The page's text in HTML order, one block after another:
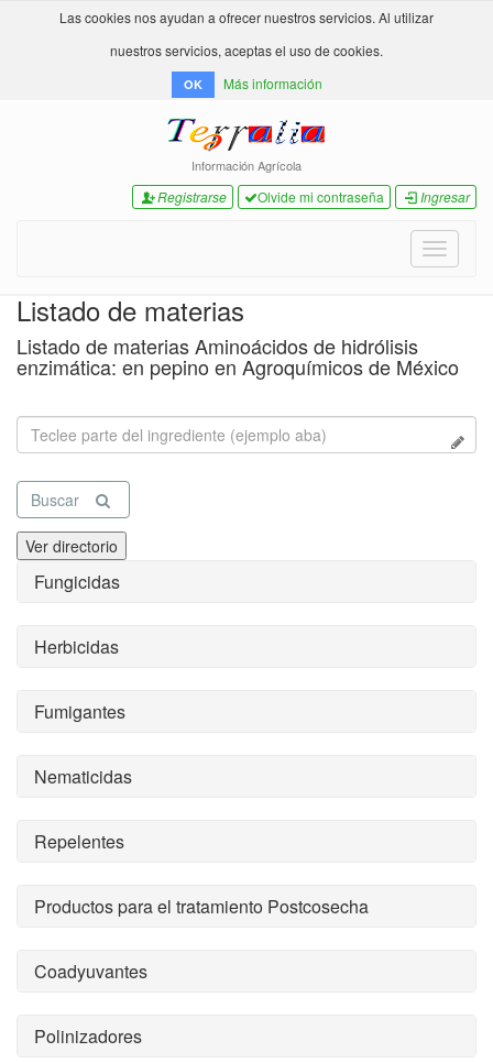
Las cookies nos ayudan a ofrecer nuestros servicios. Al utilizar
nuestros servicios, aceptas el uso de cookies.
OK Más información
Información Agrícola
Registrarse Olvide mi contraseña Ingresar
Toggle
Listado de materias
Listado de materias Aminoácidos de hidrólisis
enzimática: en pepino en Agroquímicos de México
Buscar
Ver directorio
Fungicidas
Herbicidas
Fumigantes
Nematicidas
Repelentes
Productos para el tratamiento Postcosecha
Coadyuvantes
Polinizadores